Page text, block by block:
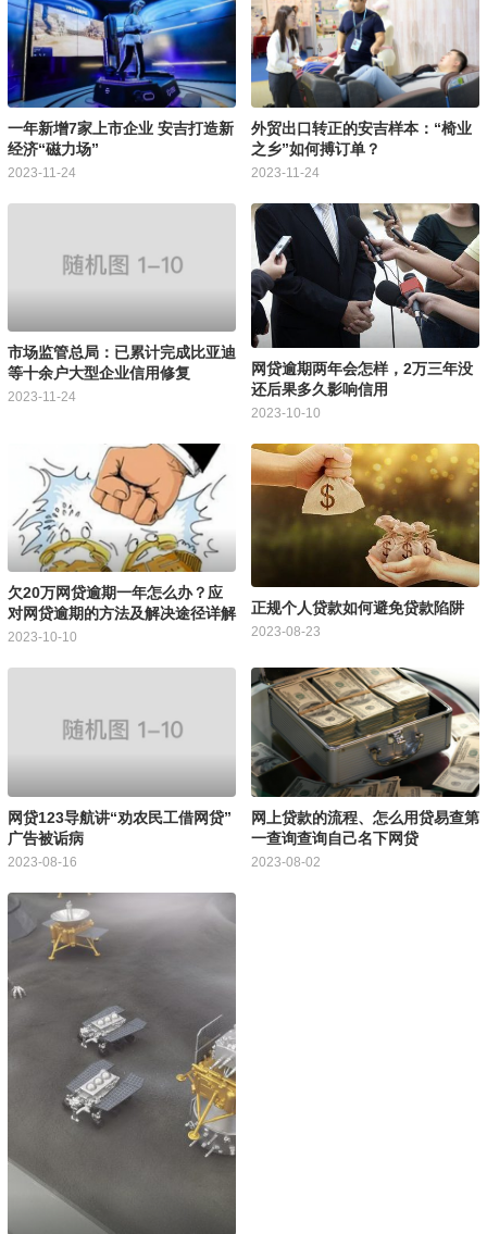
一年新增7家上市企业 安吉打造新
经济“磁力场”
2023-11-24
外贸出口转正的安吉样本：“椅业
之乡”如何搏订单？
2023-11-24
市场监管总局：已累计完成比亚迪
等十余户大型企业信用修复
2023-11-24
网贷逾期两年会怎样，2万三年没
还后果多久影响信用
2023-10-10
欠20万网贷逾期一年怎么办？应
对网贷逾期的方法及解决途径详解
2023-10-10
正规个人贷款如何避免贷款陷阱
2023-08-23
网贷123导航讲“劝农民工借网贷”
广告被诟病
2023-08-16
网上贷款的流程、怎么用贷易查第
一查询查询自己名下网贷
2023-08-02